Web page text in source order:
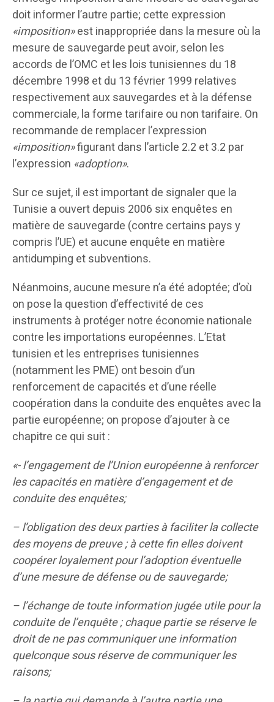
doit informer l’autre partie; cette expression
«imposition»est inappropriée dans la mesure où la
mesure de sauvegarde peut avoir, selon les
accords de l’OMC et les lois tunisiennes du 18
décembre 1998 et du 13 février 1999 relatives
respectivement aux sauvegardes et à la défense
commerciale, la forme tarifaire ou non tarifaire. On
recommande de remplacer l’expression
«imposition»figurant dans l’article 2.2 et 3.2 par
l’expression «adoption».
Sur ce sujet, il est important de signaler que la
Tunisie a ouvert depuis 2006 six enquêtes en
matière de sauvegarde (contre certains pays y
compris l’UE) et aucune enquête en matière
antidumping et subventions.
Néanmoins, aucune mesure n’a été adoptée; d’où
on pose la question d’effectivité de ces
instruments à protéger notre économie nationale
contre les importations européennes. L’Etat
tunisien et les entreprises tunisiennes
(notamment les PME) ont besoin d’un
renforcement de capacités et d’une réelle
coopération dans la conduite des enquêtes avec la
partie européenne; on propose d’ajouter à ce
chapitre ce qui suit :
«- l’engagement de l’Union européenne à renforcer
les capacités en matière d’engagement et de
conduite des enquêtes;
– l’obligation des deux parties à faciliter la collecte
des moyens de preuve ; à cette fin elles doivent
coopérer loyalement pour l’adoption éventuelle
d’une mesure de défense ou de sauvegarde;
– l’échange de toute information jugée utile pour la
conduite de l’enquête ; chaque partie se réserve le
droit de ne pas communiquer une information
quelconque sous réserve de communiquer les
raisons;